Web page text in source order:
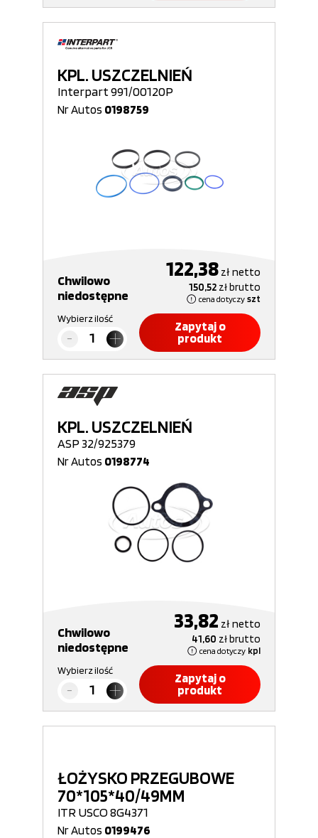
KPL. USZCZELNIEŃ
Interpart 991/00120P
Nr Autos 0198759
Chwilowo
niedostępne
122,38 złnetto
150,52 złbrutto
cena dotyczy szt
Wybierz ilość
Zapytaj o
produkt
KPL. USZCZELNIEŃ
ASP 32/925379
Nr Autos 0198774
Chwilowo
niedostępne
33,82 złnetto
41,60 złbrutto
cena dotyczy kpl
Wybierz ilość
Zapytaj o
produkt
ŁOŻYSKO PRZEGUBOWE
70*105*40/49MM
ITR USCO 8G4371
Nr Autos 0199476